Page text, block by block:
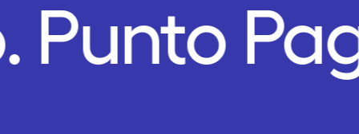
Punto